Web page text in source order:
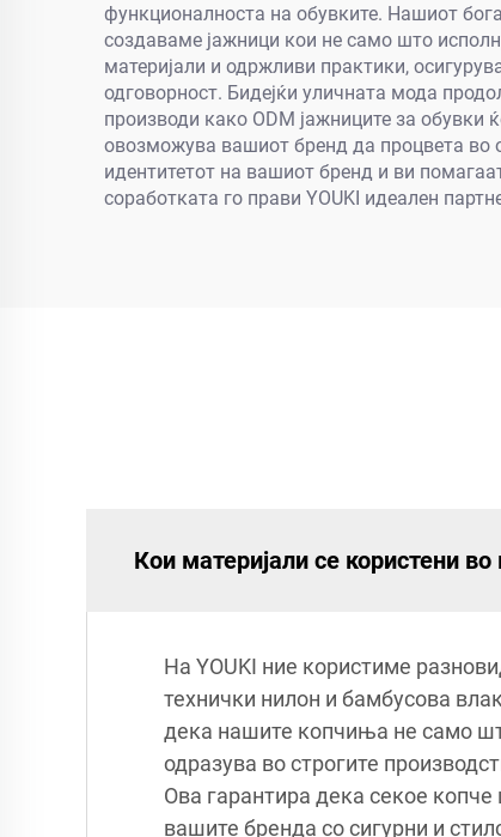
функционалноста на обувките. Нашиот
создаваме јажници кои не само што
материјали и одржливи практики,
одговорност. Бидејќи уличната мода
производи како ODM јажниците за обувки
овозможува вашиот бренд да процвета во
идентитетот на вашиот бренд и ви
соработката го прави YOUKI идеален
Кои материјали се користени
На YOUKI ние користиме
технички нилон и бамбусова
дека нашите копчиња не само
одразува во строгите
Ова гарантира дека секое копче
вашите бренда со сигурни и